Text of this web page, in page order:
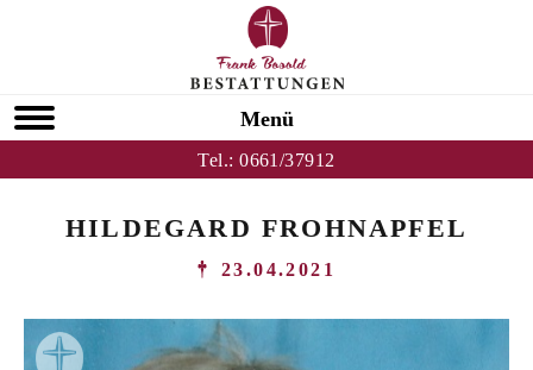
Menü
Tel.:0661/37912
HILDEGARD FROHNAPFEL
23.04.2021